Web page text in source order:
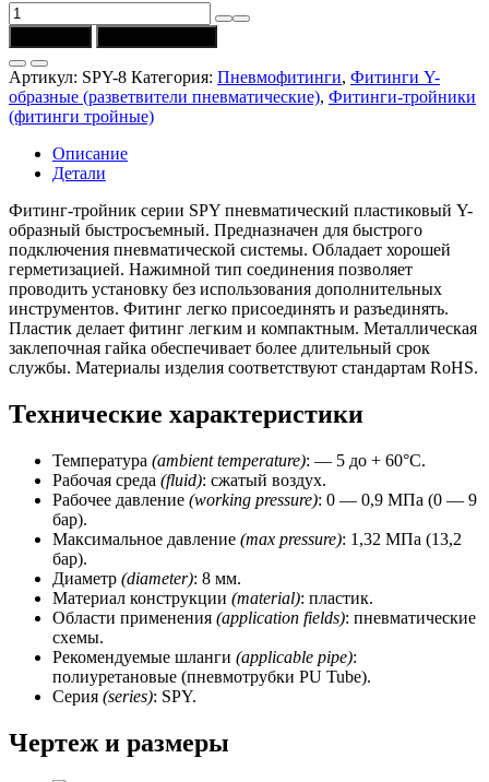
Количество
товара
Фитинг
тройник
SPY-
8
(D
CSNSP
Артикул: SPY-8 Категория: Пневмофитинги, Фитинги Y-
образные (разветвители пневматические), Фитинги-тройники
(фитинги тройные)
Описание
Детали
Фитинг-тройник серии SPY пневматический пластиковый Y-
образный быстросъемный. Предназначен для быстрого
подключения пневматической системы. Обладает хорошей
герметизацией. Нажимной тип соединения позволяет
проводить установку без использования дополнительных
инструментов. Фитинг легко присоединять и разъединять.
Пластик делает фитинг легким и компактным. Металлическая
заклепочная гайка обеспечивает более длительный срок
службы. Материалы изделия соответствуют стандартам RoHS.
Технические характеристики
Температура (ambient temperature): — 5 до + 60°C.
Рабочая среда (fluid): сжатый воздух.
Рабочее давление (working pressure): 0 — 0,9 МПа (0 — 9
бар).
Максимальное давление (max pressure): 1,32 МПа (13,2
бар).
Диаметр (diameter): 8 мм.
Материал конструкции (material): пластик.
Области применения (application fields): пневматические
схемы.
Рекомендуемые шланги (applicable pipe):
полиуретановые (пневмотрубки PU Tube).
Серия (series): SPY.
Чертеж и размеры